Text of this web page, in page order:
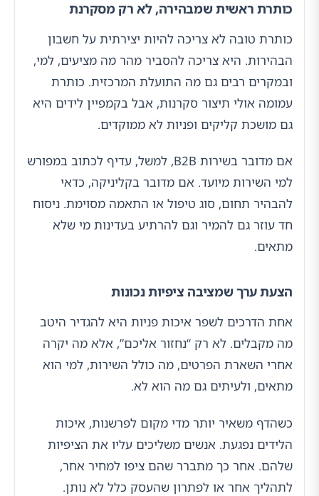
כותרת ראשית שמבהירה, לא רק מסקרנת
כותרת טובה לא צריכה להיות יצירתית על חשבון
הבהירות. היא צריכה להסביר מהר מה מציעים, למי,
ובמקרים רבים גם מה התועלת המרכזית. כותרת
עמומה אולי תיצור סקרנות, אבל בקמפיין לידים היא
גם מושכת קליקים ופניות לא ממוקדים.
אם מדובר בשירות B2B, למשל, עדיף לכתוב במפורש
למי השירות מיועד. אם מדובר בקליניקה, כדאי
להבהיר תחום, סוג טיפול או התאמה מסוימת. ניסוח
חד עוזר גם להמיר וגם להרתיע בעדינות מי שלא
מתאים.
הצעת ערך שמציבה ציפיות נכונות
אחת הדרכים לשפר איכות פניות היא להגדיר היטב
מה מקבלים. לא רק “נחזור אליכם”, אלא מה יקרה
אחרי השארת הפרטים, מה כולל השירות, למי הוא
מתאים, ולעיתים גם מה הוא לא.
כשהדף משאיר יותר מדי מקום לפרשנות, איכות
הלידים נפגעת. אנשים משליכים עליו את הציפיות
שלהם. אחר כך מתברר שהם ציפו למחיר אחר,
לתהליך אחר או לפתרון שהעסק כלל לא נותן.